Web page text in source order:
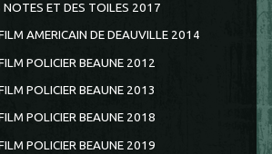
NOTES ET DES TOILES 2017
AMERICAIN DE DEAUVILLE 2014
POLICIER BEAUNE 2012
POLICIER BEAUNE 2013
POLICIER BEAUNE 2018
POLICIER BEAUNE 2019